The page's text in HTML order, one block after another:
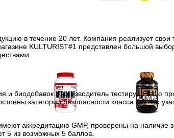
Аргинин (l-arginine) Бета-аланин
В избранное
Недоступно
в течение 20 лет. Компания реализует
KULTURIST#1 представлен большой
биодобавок. Производитель тестирует свою
категории безопасности класса AA, что
аккредитацию GMP, проверены на
5 из возможных 5 баллов.